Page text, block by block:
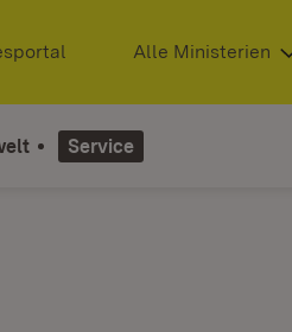
(Öffnet in neuem Fenster)
Alle Ministerien
Service